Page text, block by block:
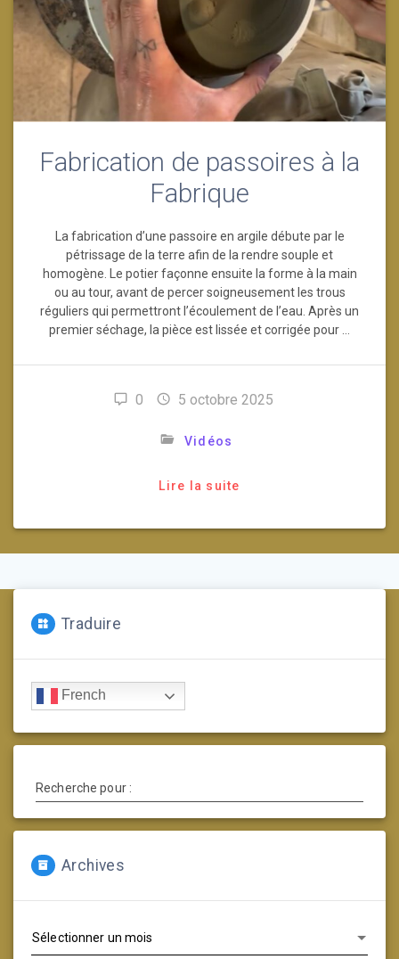
Fabrication de passoires à la
Fabrique
La fabrication d’une passoire en argile débute par le
pétrissage de la terre afin de la rendre souple et
homogène. Le potier façonne ensuite la forme à la main
ou au tour, avant de percer soigneusement les trous
réguliers qui permettront l’écoulement de l’eau. Après un
premier séchage, la pièce est lissée et corrigée pour …
0 5 octobre 2025
Vidéos
Lire la suite
Traduire
French
Recherche pour :
Archives